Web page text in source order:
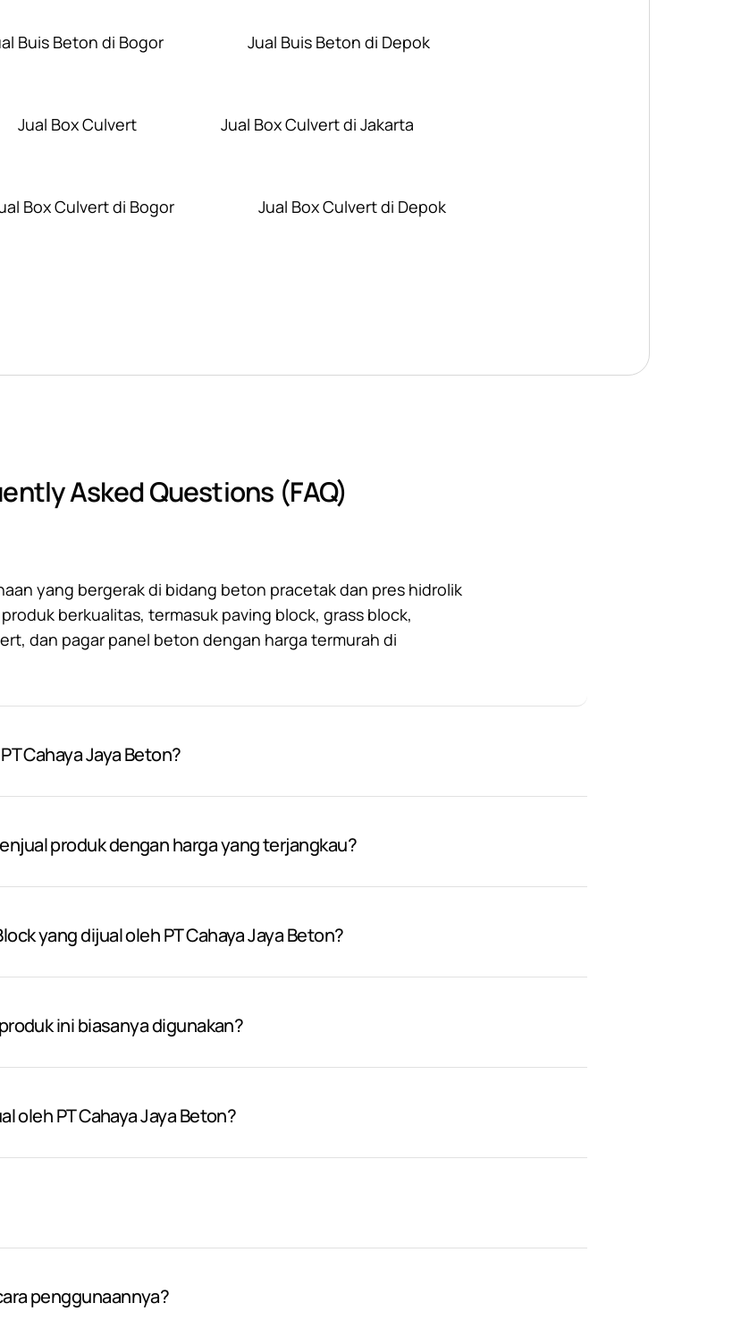
Buis Beton di Bogor Jual Buis Beton di Depok
Jual Box Culvert Jual Box Culvert di Jakarta
Box Culvert di Bogor Jual Box Culvert di Depok
Asked Questions (FAQ)
yang bergerak di bidang beton pracetak dan pres hidrolik
berkualitas, termasuk paving block, grass block,
dan pagar panel beton dengan harga termurah di
Cahaya Jaya Beton?
produk dengan harga yang terjangkau?
yang dijual oleh PT Cahaya Jaya Beton?
ini biasanya digunakan?
oleh PT Cahaya Jaya Beton?
penggunaannya?